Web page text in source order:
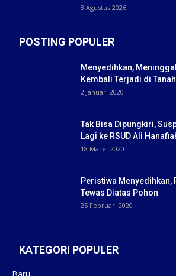
8 Agustus 2026
POSTING POPULER
Menyedihkan,
Kembali Terjadi di
2 Januari 2020
Tak Bisa Dipungkiri,
Lagi ke RSUD Ali
18 Maret 2020
Peristiwa Menyedihkan,
Tewas Diatas Pohon
25 Februari 2020
KATEGORI POPULER